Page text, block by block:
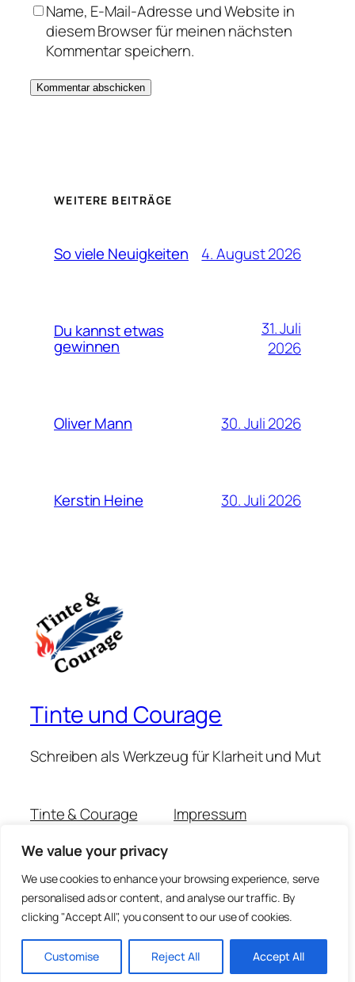
We value your privacy
We use cookies to enhance your browsing experience, serve
personalised ads or content, and analyse our traffic. By
clicking "Accept All", you consent to our use of cookies.
Customise Reject All Accept All
Name, E-Mail-Adresse und Website in
diesem Browser für meinen nächsten
Kommentar speichern.
WEITERE BEITRÄGE
So viele Neuigkeiten 4. August 2026
Du kannst etwas
gewinnen
31. Juli
2026
Oliver Mann 30. Juli 2026
Kerstin Heine 30. Juli 2026
Tinte und Courage
Schreiben als Werkzeug für Klarheit und Mut
Tinte & Courage
Claudia Scheidemann
Podcast-Folgen
Impressum
Twenty Twenty-Five Gestaltet mitWordPress